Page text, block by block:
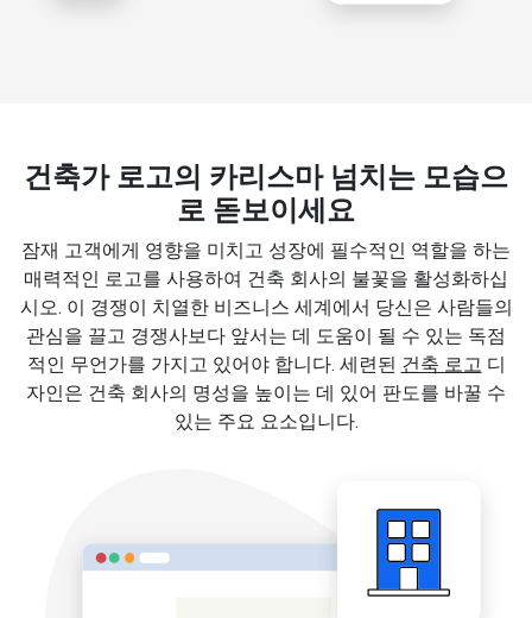
건축가 로고의 카리스마 넘치는 모습으
로 돋보이세요
잠재 고객에게 영향을 미치고 성장에 필수적인 역할을 하는
매력적인 로고를 사용하여 건축 회사의 불꽃을 활성화하십
시오. 이 경쟁이 치열한 비즈니스 세계에서 당신은 사람들의
관심을 끌고 경쟁사보다 앞서는 데 도움이 될 수 있는 독점
적인 무언가를 가지고 있어야 합니다. 세련된 건축 로고 디
자인은 건축 회사의 명성을 높이는 데 있어 판도를 바꿀 수
있는 주요 요소입니다.